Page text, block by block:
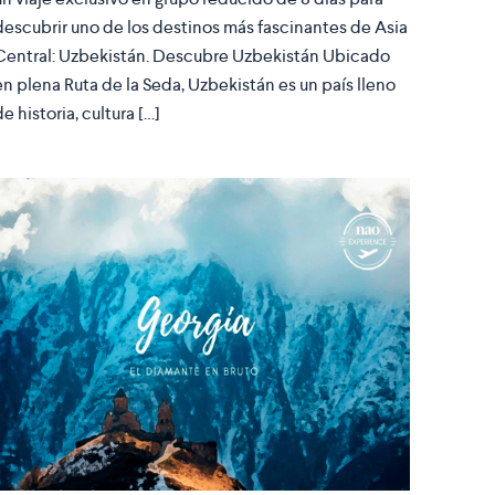
uno de los destinos más fascinantes de Asia
Uzbekistán. Descubre Uzbekistán Ubicado
plena Ruta de la Seda, Uzbekistán es un país lleno
historia, cultura […]